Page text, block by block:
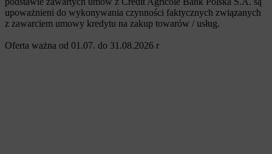
upoważnieni do wykonywania czynności faktycznych związanych
z zawarciem umowy kredytu na zakup towarów / usług.
Oferta ważna od 01.07. do 31.08.2026 r